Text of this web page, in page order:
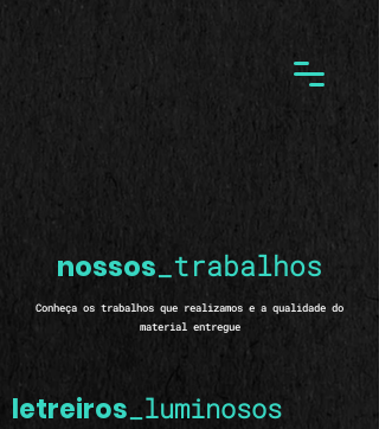
nossos_trabalhos
Conheça os trabalhos que realizamos e a qualidade do
material entregue
letreiros_luminosos